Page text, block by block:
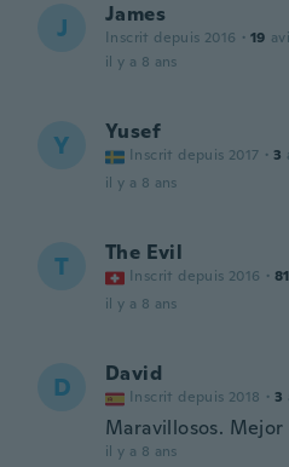
J James
Inscrit depuis 2016 · 19
il y a 8 ans
Y Yusef
Inscrit depuis 2017 · 3
il y a 8 ans
T The Evil
Inscrit depuis 2016 · 81
il y a 8 ans
D David
Inscrit depuis 2018 · 3
Maravillosos.
il y a 8 ans